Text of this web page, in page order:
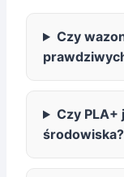
Czy
Czy PLA+
środowiska?